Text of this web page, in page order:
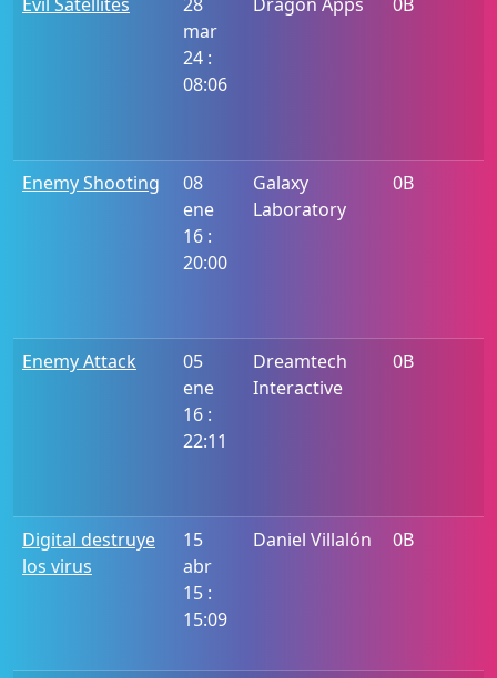
mar
24 :
08:06
Enemy Shooting
08
ene
16 :
20:00
Galaxy
Laboratory
0B
Enemy Attack
05
ene
16 :
22:11
Dreamtech
Interactive
0B
Digital destruye
los virus
15
abr
15 :
15:09
Daniel Villalón 0B